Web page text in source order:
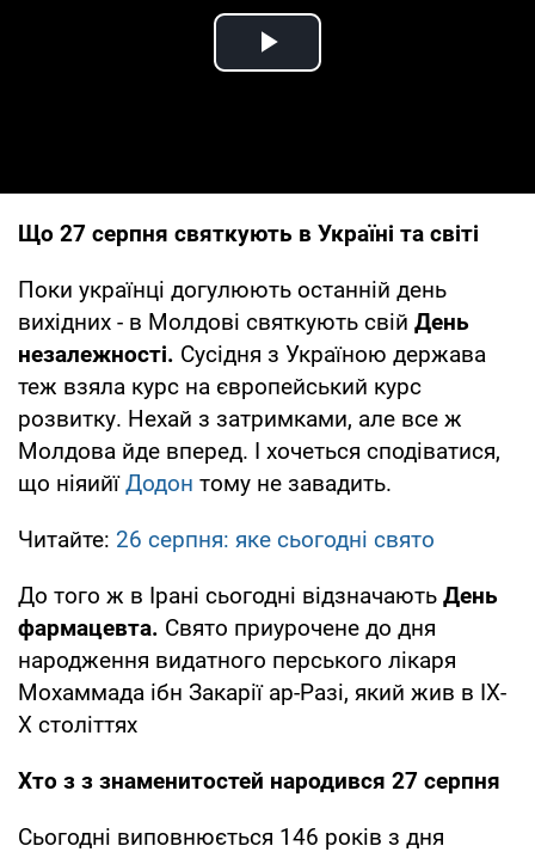
Play Video
Що 27 серпня святкують в Україні та світі
Поки українці догулюють останній день
вихідних - в Молдові святкують свій День
незалежності. Сусідня з Україною держава
теж взяла курс на європейський курс
розвитку. Нехай з затримками, але все ж
Молдова йде вперед. І хочеться сподіватися,
що ніяийїДодон тому не завадить.
Читайте: 26 серпня: яке сьогодні свято
До того ж в Ірані сьогодні відзначають День
фармацевта. Свято приурочене до дня
народження видатного перського лікаря
Мохаммада ібн Закарії ар-Разі, який жив в IX-
X століттях
Хто з з знаменитостей народився 27 серпня
Сьогодні виповнюється 146 років з дня